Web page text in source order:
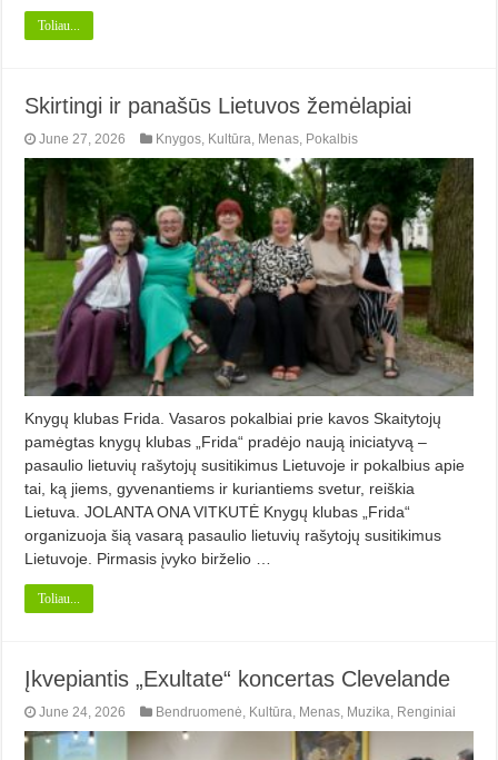
Toliau...
Skirtingi ir panašūs Lietuvos žemėlapiai
June 27, 2026 Knygos Kultūra Menas Pokalbis
Knygų klubas Frida. Vasaros pokalbiai prie kavos Skaitytojų
pamėgtas knygų klubas „Frida“ pradėjo naują iniciatyvą –
pasaulio lietuvių rašytojų susitikimus Lietuvoje ir pokalbius apie
tai, ką jiems, gyvenantiems ir kuriantiems svetur, reiškia
Lietuva. JOLANTA ONA VITKUTĖ Knygų klubas „Frida“
organizuoja šią vasarą pasaulio lietuvių rašytojų susitikimus
Lietuvoje. Pirmasis įvyko birželio …
Toliau...
Įkvepiantis „Exultate“ koncertas Clevelande
June 24, 2026 Bendruomenė, Kultūra, Menas, Muzika, Renginiai